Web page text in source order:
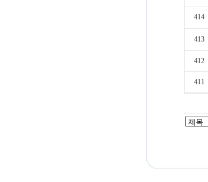
414
413
412
411